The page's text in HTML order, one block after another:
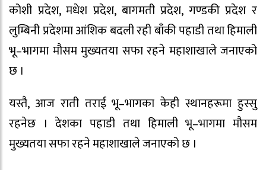
कोशी प्रदेश, मधेश प्रदेश, बागमती प्रदेश, गण्डकी प्रदेश र
लुम्बिनी प्रदेशमा आंशिक बदली रही बाँकी पहाडी तथा हिमाली
भू‍–भागमा मौसम मुख्यतया सफा रहने महाशाखाले जनाएको
छ ।
यस्तै, आज राती तराई भू–भागका केही स्थानहरूमा हुस्सु
रहनेछ । देशका पहाडी तथा हिमाली भू‍–भागमा मौसम
मुख्यतया सफा रहने महाशाखाले जनाएको छ ।